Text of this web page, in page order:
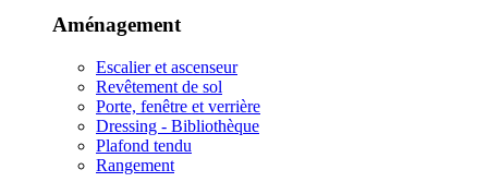
Aménagement
Escalier et ascenseur
Revêtement de sol
Porte, fenêtre et verrière
Dressing - Bibliothèque
Plafond tendu
Rangement